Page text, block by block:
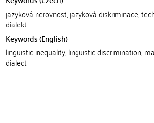
jazyková nerovnost, jazyková diskriminace,
dialekt
Keywords (English)
linguistic inequality, linguistic discrimination,
dialect